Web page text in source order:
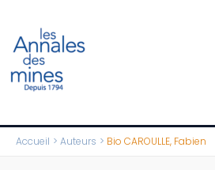
contenu
Accueil Auteurs Bio CAROULLE, Fabien